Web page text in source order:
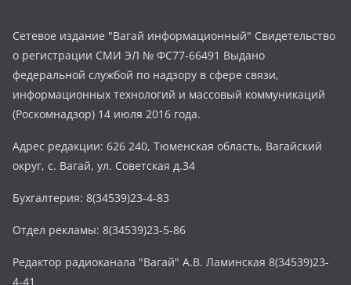
Сетевое издание "Вагай информационный" Свидетельство
о регистрации СМИ ЭЛ № ФС77-66491 Выдано
федеральной службой по надзору в сфере связи,
информационных технологий и массовый коммуникаций
(Роскомнадзор) 14 июля 2016 года.
Адрес редакции: 626 240, Тюменская область, Вагайский
округ, с. Вагай, ул. Советская д.34
Бухгалтерия: 8(34539)23-4-83
Отдел рекламы: 8(34539)23-5-86
Редактор радиоканала "Вагай" А.В. Ламинская 8(34539)23-
4-41